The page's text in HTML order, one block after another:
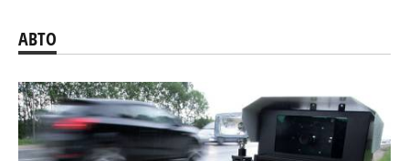
АВТО